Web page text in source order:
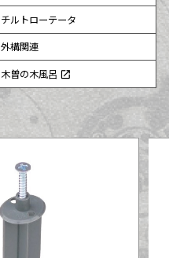
チルトローテータ
外構関連
木曽の木風呂 open_in_new